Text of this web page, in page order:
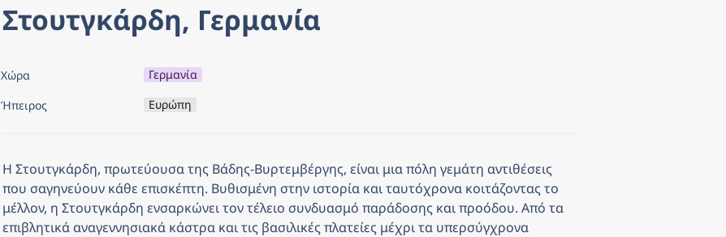
Στουτγκάρδη, Γερμανία
Χώρα
Γερμανία
Ήπειρος
Ευρώπη
Η Στουτγκάρδη, πρωτεύουσα της Βάδης-Βυρτεμβέργης, είναι μια πόλη γεμάτη αντιθέσεις
που σαγηνεύουν κάθε επισκέπτη. Βυθισμένη στην ιστορία και ταυτόχρονα κοιτάζοντας το
μέλλον, η Στουτγκάρδη ενσαρκώνει τον τέλειο συνδυασμό παράδοσης και προόδου. Από τα
επιβλητικά αναγεννησιακά κάστρα και τις βασιλικές πλατείες μέχρι τα υπερσύγχρονα